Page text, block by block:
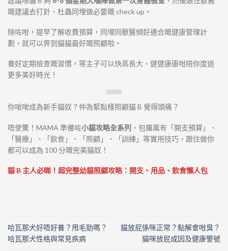
嘅建議去打針、杜蟲同埋做必要嘅 check up。
除咗咁，提早了解收費預算，同埋同獸醫傾好適合嘅健康管理計
劃，就可以畀到貓貓最好嘅照顧啦。
養好定期檢查嘅習慣，等主子可以快高長大，健健康康咁陪你度過
更多美好時光！
你啱啱成為新手貓奴？仲為緊點樣照顧貓 B 覺得頭痛？
唔使驚！MAMA 準備咗小貓攻略全系列 ，包羅萬有「開支預算」、
「醫療」、「飲食」、「照顧」、「訓練」等實用技巧，跟住做你
都可以成為 100 分嘅完美貓奴！
貓 B 主人必睇！超完整幼貓照顧攻略：開支、用品、飲食懶人包
哈瓦那犬好唔好養？甩毛勁嗎？
哈瓦那犬性格與常見疾病
貓放屁係咪正常？點解會咁臭？
貓咪放屁成因及健康警號